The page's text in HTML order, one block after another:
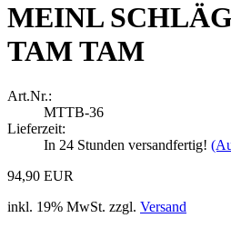
MEINL
TAM TAM
Art.Nr.:
MTTB-36
Lieferzeit:
In 24 Stunden versandfertig!
94,90 EUR
inkl. 19% MwSt. zzgl. Versand